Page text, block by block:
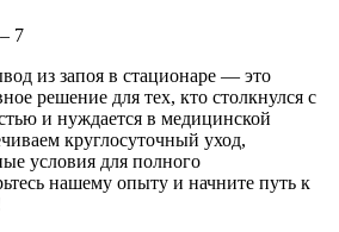
7
из запоя в стационаре — это
решение для тех, кто столкнулся с
и нуждается в медицинской
круглосуточный уход,
условия для полного
нашему опыту и начните путь к